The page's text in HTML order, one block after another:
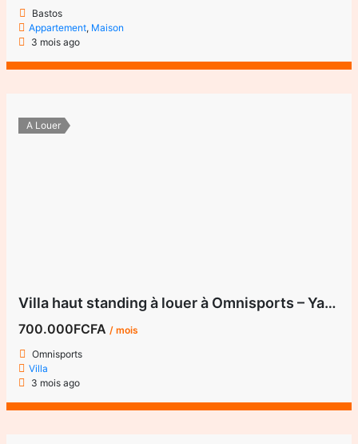
Bastos
Appartement, Maison
3 mois ago
A Louer
Villa haut standing à louer à Omnisports – Yaoundé
700.000FCFA/ mois
Omnisports
Villa
3 mois ago